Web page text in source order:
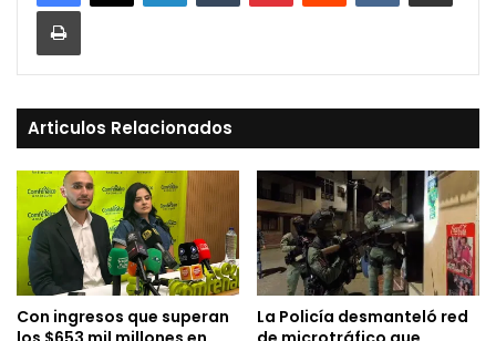
Print
Articulos Relacionados
Con ingresos que superan
La Policía desmanteló red